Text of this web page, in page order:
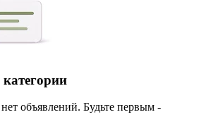
объявлений. Будьте первым -